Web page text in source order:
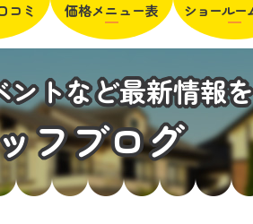
コミ 価格メニュー表 ショールー
トなど最新情報
フブログ